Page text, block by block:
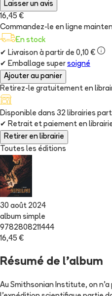
Laisser un avis
16,45 €
Commandez-le en ligne
En stock
✔ Livraison à partir de 0,10 €
✔ Emballage super soigné
Ajouter au panier
Retirez-le gratuitement en
Disponible dans 32 librairies
✔ Retrait et paiement en
Retirer en librairie
Toutes les éditions
30 août 2024
album simple
9782808211444
16,45 €
Résumé de l'album
Au Smithsonian Institute, on n’a